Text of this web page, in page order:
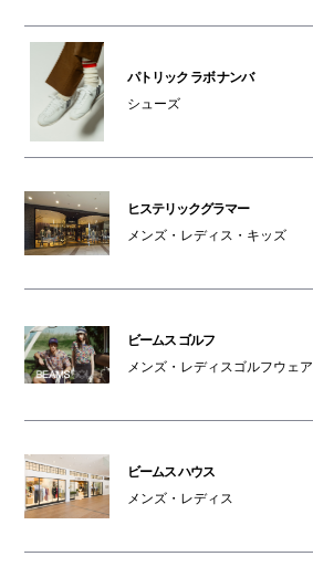
パトリック ラボ ナンバ
シューズ
ヒステリックグラマー
メンズ・レディス・キッズ
ビームス ゴルフ
メンズ・レディスゴルフウェア
ビームス ハウス
メンズ・レディス